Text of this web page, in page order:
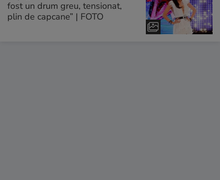
fost un drum greu, tensionat,
plin de capcane” | FOTO